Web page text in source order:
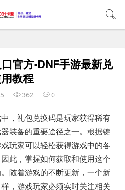
官方-DNF手游最新兑
教程
362 0
，礼包兑换码是玩家获得稀有
装备的重要途径之一。根据键
玩家可以轻松获得游戏中的各
此，掌握如何获取和使用这个
随着游戏的不断更新，一个新
，游戏玩家必须实时关注相关